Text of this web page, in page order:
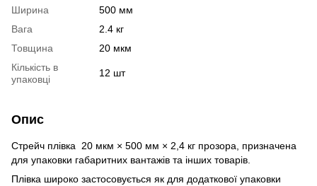
Ширина
500 мм
Вага
2.4 кг
Товщина
20 мкм
Кількість в
упаковці
12 шт
Опис
Стрейч плівка 20 мкм × 500 мм × 2,4 кг прозора, призначена
для упаковки габаритних вантажів та інших товарів.
Плівка широко застосовується як для додаткової упаковки